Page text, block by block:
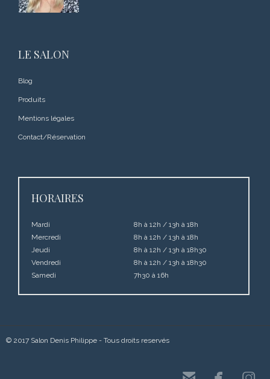
LE SALON
Blog
Produits
Mentions légales
Contact/Réservation
HORAIRES
Mardi
8h à 12h / 13h à 18h
Mercredi
8h à 12h / 13h à 18h
Jeudi
8h à 12h / 13h à 18h30
Vendredi
8h à 12h / 13h à 18h30
Samedi
7h30 à 16h
© 2017 Salon Denis Philippe - Tous droits reservés